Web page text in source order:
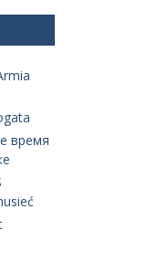
время